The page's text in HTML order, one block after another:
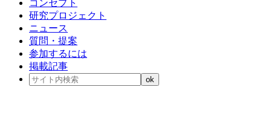
コンセプト
研究プロジェクト
ニュース
質問・提案
参加するには
掲載記事